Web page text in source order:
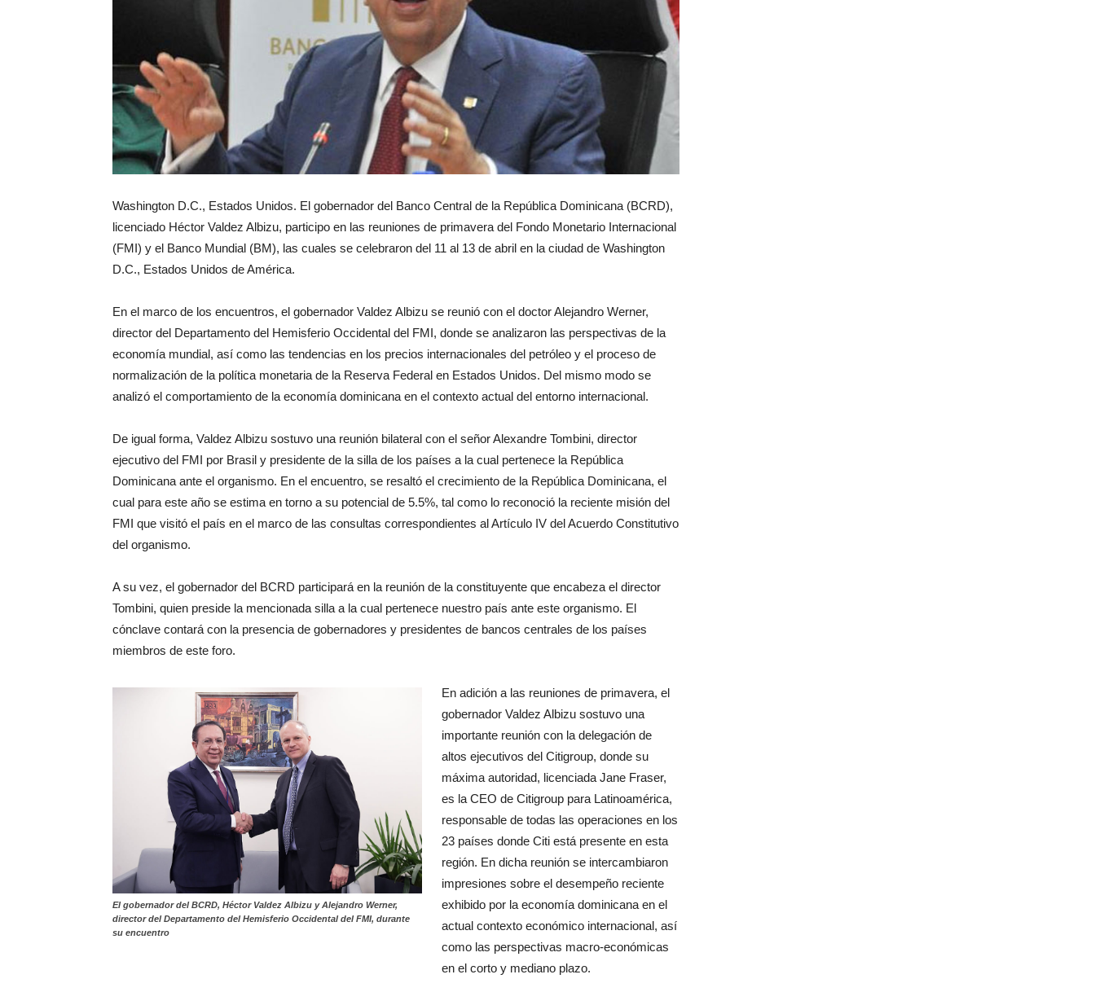
Washington D.C., Estados Unidos. El gobernador del Banco Central de la República Dominicana (BCRD),
licenciado Héctor Valdez Albizu, participo en las reuniones de primavera del Fondo Monetario Internacional
(FMI) y el Banco Mundial (BM), las cuales se celebraron del 11 al 13 de abril en la ciudad de Washington
D.C., Estados Unidos de América.
En el marco de los encuentros, el gobernador Valdez Albizu se reunió con el doctor Alejandro Werner,
director del Departamento del Hemisferio Occidental del FMI, donde se analizaron las perspectivas de la
economía mundial, así como las tendencias en los precios internacionales del petróleo y el proceso de
normalización de la política monetaria de la Reserva Federal en Estados Unidos. Del mismo modo se
analizó el comportamiento de la economía dominicana en el contexto actual del entorno internacional.
De igual forma, Valdez Albizu sostuvo una reunión bilateral con el señor Alexandre Tombini, director
ejecutivo del FMI por Brasil y presidente de la silla de los países a la cual pertenece la República
Dominicana ante el organismo. En el encuentro, se resaltó el crecimiento de la República Dominicana, el
cual para este año se estima en torno a su potencial de 5.5%, tal como lo reconoció la reciente misión del
FMI que visitó el país en el marco de las consultas correspondientes al Artículo IV del Acuerdo Constitutivo
del organismo.
A su vez, el gobernador del BCRD participará en la reunión de la constituyente que encabeza el director
Tombini, quien preside la mencionada silla a la cual pertenece nuestro país ante este organismo. El
cónclave contará con la presencia de gobernadores y presidentes de bancos centrales de los países
miembros de este foro.
El gobernador del BCRD, Héctor Valdez Albizu y Alejandro Werner,
director del Departamento del Hemisferio Occidental del FMI, durante
su encuentro
En adición a las reuniones de primavera, el
gobernador Valdez Albizu sostuvo una
importante reunión con la delegación de
altos ejecutivos del Citigroup, donde su
máxima autoridad, licenciada Jane Fraser,
es la CEO de Citigroup para Latinoamérica,
responsable de todas las operaciones en los
23 países donde Citi está presente en esta
región. En dicha reunión se intercambiaron
impresiones sobre el desempeño reciente
exhibido por la economía dominicana en el
actual contexto económico internacional, así
como las perspectivas macro-económicas
en el corto y mediano plazo.